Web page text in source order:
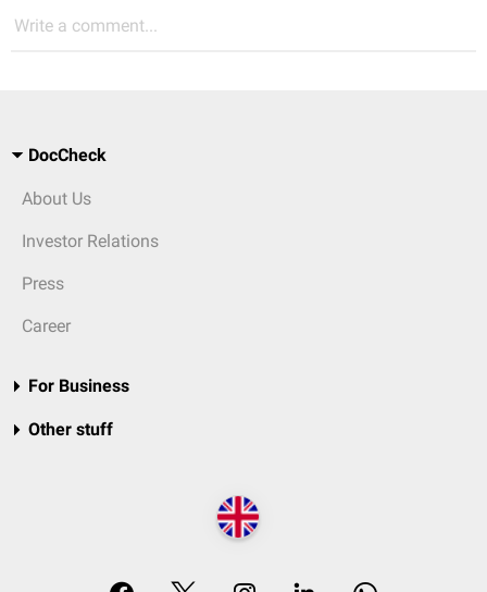
Write a comment...
DocCheck
About Us
Investor Relations
Press
Career
For Business
Other stuff